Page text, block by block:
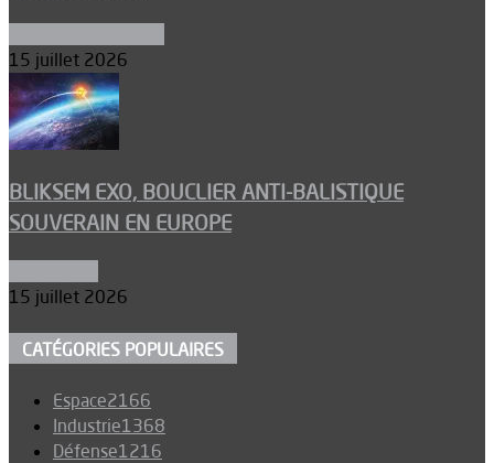
15 juillet 2026
BLIKSEM EXO, BOUCLIER ANTI-BALISTIQUE
SOUVERAIN EN EUROPE
15 juillet 2026
CATÉGORIES POPULAIRES
Espace2166
Industrie1368
Défense1216